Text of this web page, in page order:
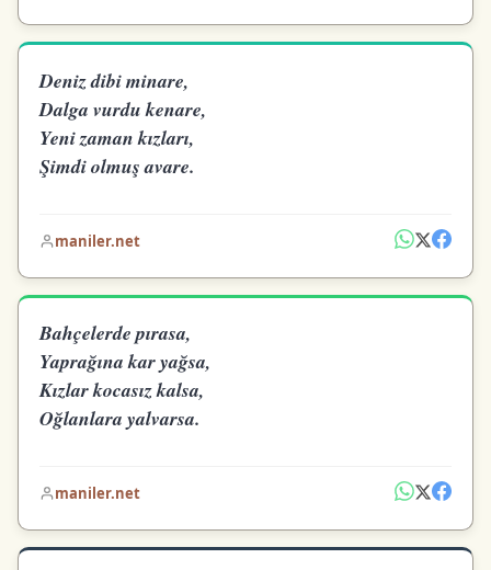
Deniz dibi minare,
Dalga vurdu kenare,
Yeni zaman kızları,
Şimdi olmuş avare.
maniler.net
Bahçelerde pırasa,
Yaprağına kar yağsa,
Kızlar kocasız kalsa,
Oğlanlara yalvarsa.
maniler.net